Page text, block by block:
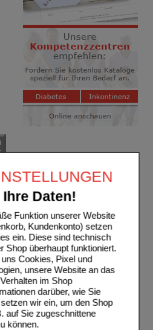
Daten!
Funktion unserer Website
Kundenkonto) setzen
ein. Diese sind technisch
Shop überhaupt funktioniert.
Cookies, Pixel und
unsere Website an das
im Shop
darüber, wie Sie
wir ein, um den Shop
auf Sie zugeschnittene
können.